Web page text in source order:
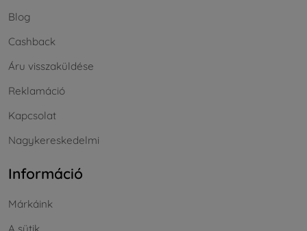
Blog
Cashback
Áru visszaküldése
Reklamáció
Kapcsolat
Nagykereskedelmi
Információ
Márkáink